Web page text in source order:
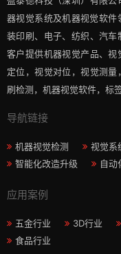
器视觉系统及机器视觉软
装印刷、电子、纺织、汽
客户提供机器视觉产品、
定位，视觉对位，视觉测
刷检测，机器视觉软件，标
导航链接
机器视觉检测 视觉系
智能化改造升级
自动
应用案例
五金行业 3D行业
食品行业